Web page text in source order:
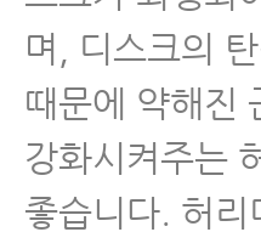
며, 디스크의
때문에 약해진
강화시켜주는
좋습니다. 허